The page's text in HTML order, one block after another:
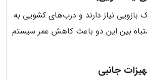
بازویی نیاز دارند و درب‌های کشویی به
بین این دو باعث کاهش عمر سیستم